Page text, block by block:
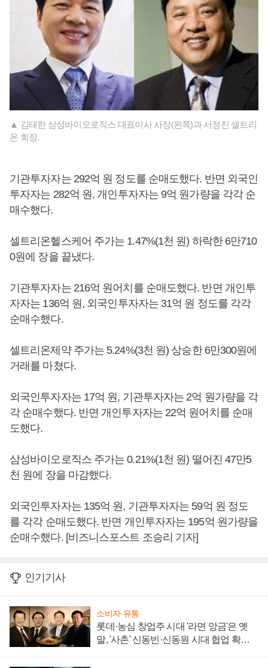
▲ 김태한 삼성바이오로직스 대표이사 사장(왼쪽)과 서정진 셀트리
온 회장.
기관투자자는 292억 원 정도를 순매도했다. 반면 외국인
투자자는 282억 원, 개인투자자는 9억 원가량을 각각 순
매수했다.
셀트리온헬스케어 주가는 1.47%(1천 원) 하락한 6만710
0원에 장을 끝냈다.
기관투자자는 216억 원어치를 순매도했다. 반면 개인투
자자는 136억 원, 외국인투자자는 31억 원 정도를 각각
순매수했다.
셀트리온제약 주가는 5.24%(3천 원) 상승한 6만300원에
거래를 마쳤다.
외국인투자자는 17억 원, 기관투자자는 2억 원가량을 각
각 순매수했다. 반면 개인투자자는 22억 원어치를 순매
도했다.
삼성바이오로직스 주가는 0.21%(1천 원) 떨어진 47만5
천 원에 장을 마감했다.
외국인투자자는 135억 원, 기관투자자는 59억 원 정도
를 각각 순매도했다. 반면 개인투자자는 195억 원가량을
순매수했다. [비즈니스포스트 조승리 기자]
인기기사
소비자·유통
롯데·농심 창업주 시대 '라면 앙금'은 옛
말, '사촌' 신동빈·신동원 시대 협업 확대